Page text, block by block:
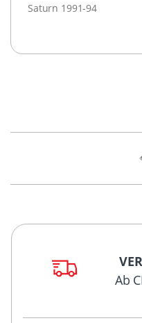
Saturn 1991-94
Ab